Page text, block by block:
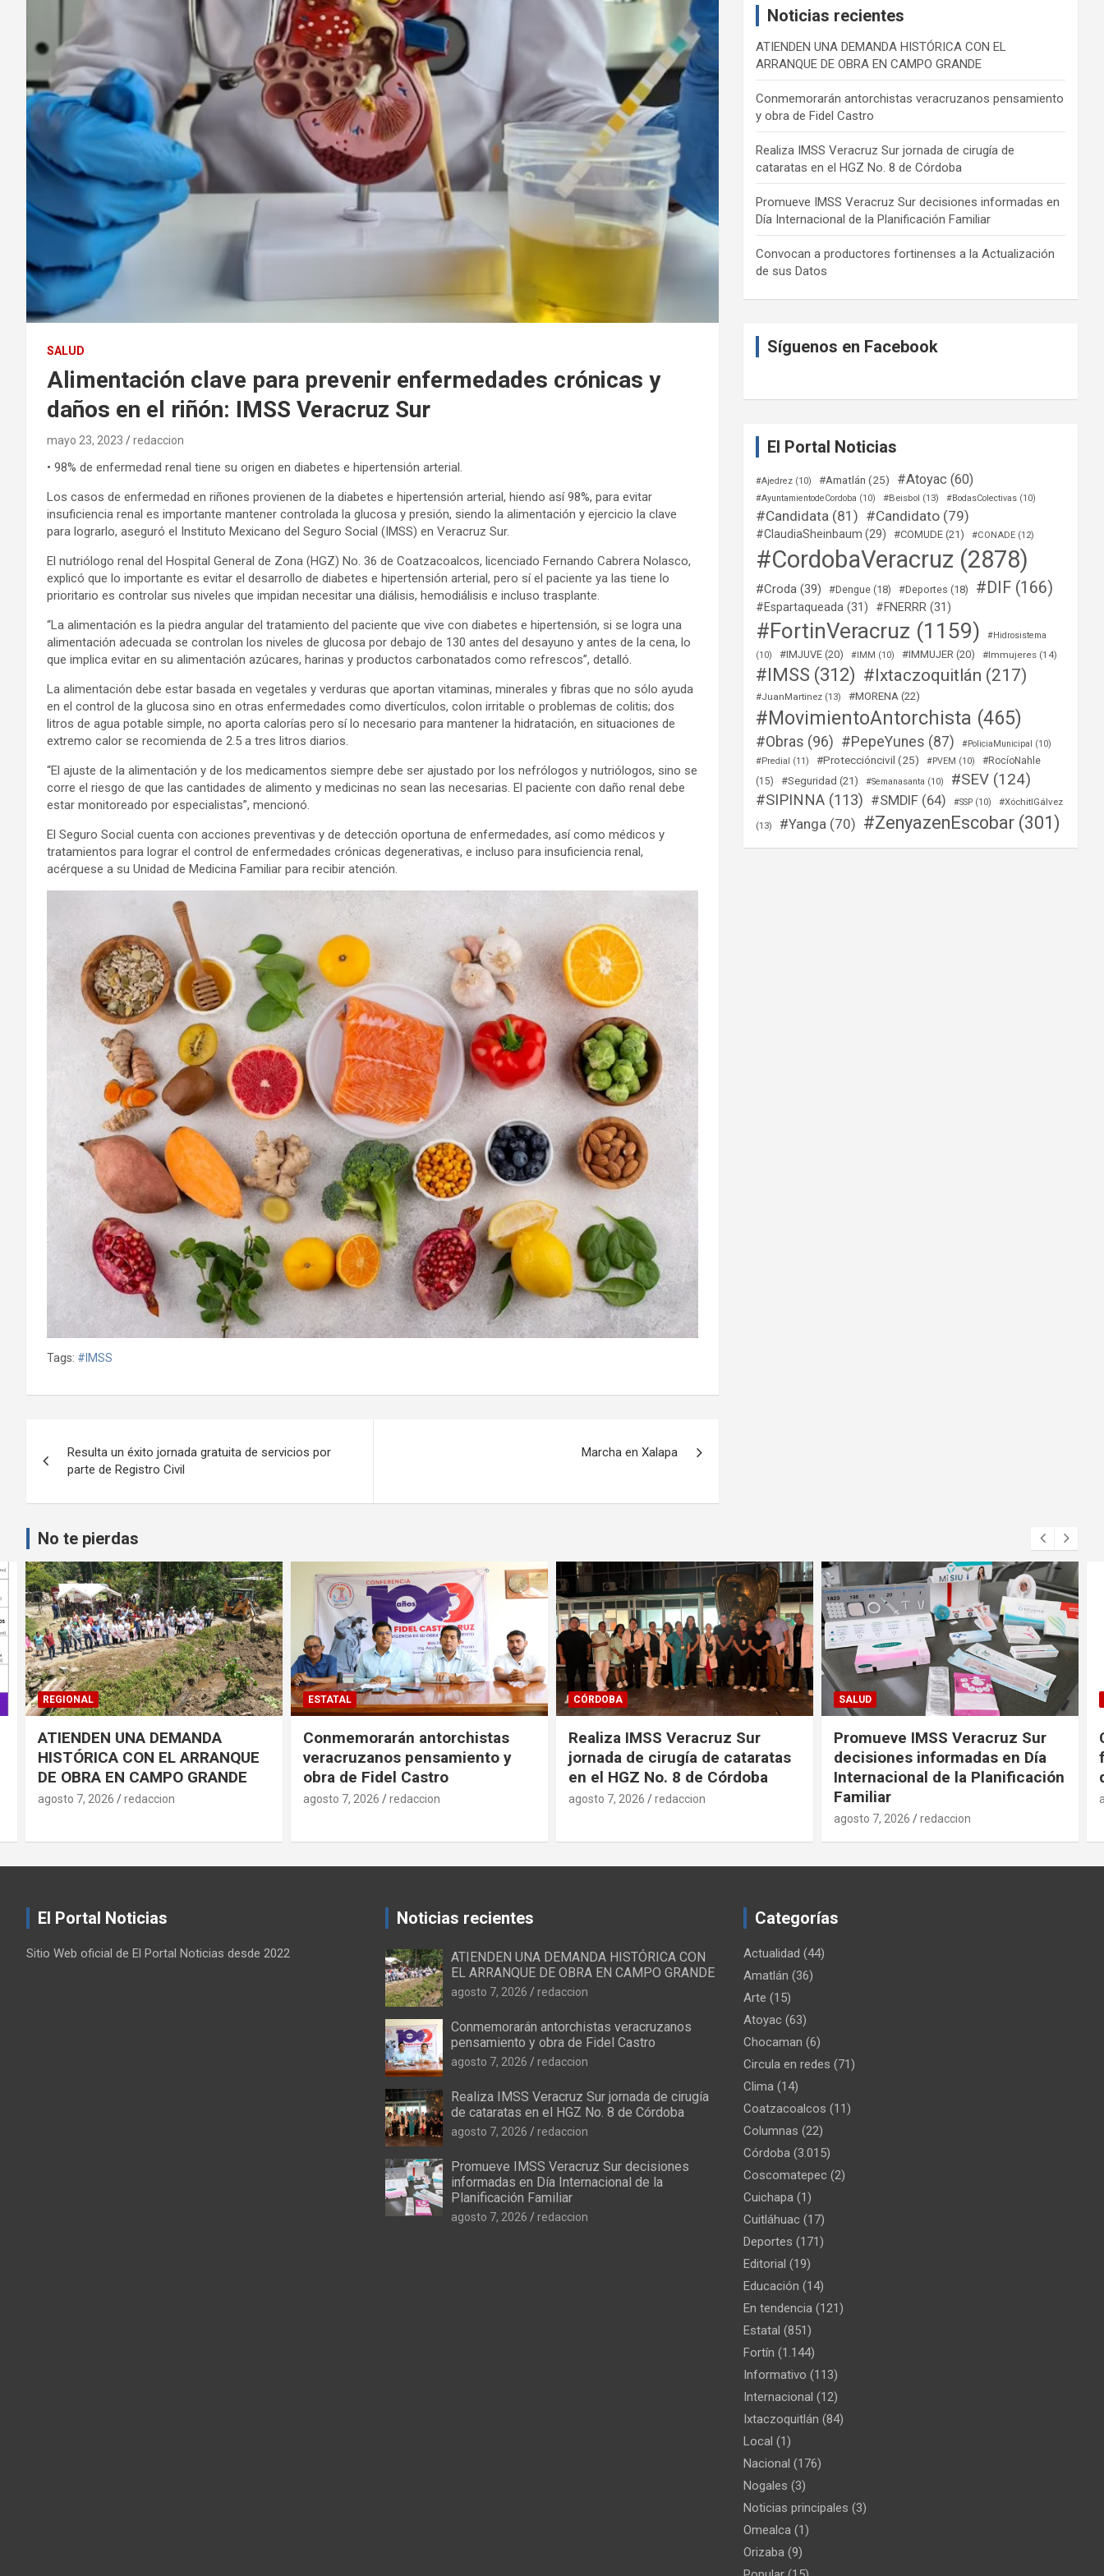
SALUD
Alimentación clave para prevenir enfermedades crónicas y
daños en el riñón: IMSS Veracruz Sur
mayo 23, 2023 redaccion
• 98% de enfermedad renal tiene su origen en diabetes e hipertensión arterial.
Los casos de enfermedad en riñones provienen de la diabetes e hipertensión arterial, hiendo así 98%, para evitar
insuficiencia renal es importante mantener controlada la glucosa y presión, siendo la alimentación y ejercicio la clave
para lograrlo, aseguró el Instituto Mexicano del Seguro Social (IMSS) en Veracruz Sur.
El nutriólogo renal del Hospital General de Zona (HGZ) No. 36 de Coatzacoalcos, licenciado Fernando Cabrera Nolasco,
explicó que lo importante es evitar el desarrollo de diabetes e hipertensión arterial, pero sí el paciente ya las tiene lo
prioritario es controlar sus niveles que impidan necesitar una diálisis, hemodiálisis e incluso trasplante.
“La alimentación es la piedra angular del tratamiento del paciente que vive con diabetes e hipertensión, si se logra una
alimentación adecuada se controlan los niveles de glucosa por debajo de 130 antes del desayuno y antes de la cena, lo
que implica evitar en su alimentación azúcares, harinas y productos carbonatados como refrescos”, detalló.
La alimentación debe estar basada en vegetales y verduras que aportan vitaminas, minerales y fibras que no sólo ayuda
en el control de la glucosa sino en otras enfermedades como divertículos, colon irritable o problemas de colitis; dos
litros de agua potable simple, no aporta calorías pero sí lo necesario para mantener la hidratación, en situaciones de
extremo calor se recomienda de 2.5 a tres litros diarios.
“El ajuste de la alimentación y de los medicamentos siempre debe ser ajustado por los nefrólogos y nutriólogos, sino se
corre el riesgo de que las cantidades de alimento y medicinas no sean las necesarias. El paciente con daño renal debe
estar monitoreado por especialistas”, mencionó.
El Seguro Social cuenta con acciones preventivas y de detección oportuna de enfermedades, así como médicos y
tratamientos para lograr el control de enfermedades crónicas degenerativas, e incluso para insuficiencia renal,
acérquese a su Unidad de Medicina Familiar para recibir atención.
Tags: #IMSS
de
entradas
Resulta un éxito jornada gratuita de servicios por
parte de Registro Civil
Marcha en Xalapa
Noticias recientes
ATIENDEN UNA DEMANDA HISTÓRICA CON EL
ARRANQUE DE OBRA EN CAMPO GRANDE
Conmemorarán antorchistas veracruzanos pensamiento
y obra de Fidel Castro
Realiza IMSS Veracruz Sur jornada de cirugía de
cataratas en el HGZ No. 8 de Córdoba
Promueve IMSS Veracruz Sur decisiones informadas en
Día Internacional de la Planificación Familiar
Convocan a productores fortinenses a la Actualización
de sus Datos
Síguenos en Facebook
El Portal Noticias
#Ajedrez (10) #Amatlán (25) #Atoyac (60)
#AyuntamientodeCordoba (10) #Beisbol (13) #BodasColectivas (10)
#Candidata (81) #Candidato (79)
#ClaudiaSheinbaum (29) #COMUDE (21) #CONADE (12)
#CordobaVeracruz (2878)
#Croda (39) #Dengue (18) #Deportes (18) #DIF (166)
#Espartaqueada (31) #FNERRR (31)
#FortinVeracruz (1159)
#Hidrosistema
(10)
#IMJUVE (20) #IMM (10) #IMMUJER (20) #Immujeres (14)
#IMSS (312) #Ixtaczoquitlán (217)
#JuanMartinez (13) #MORENA (22)
#MovimientoAntorchista (465)
#Obras (96) #PepeYunes (87) #PoliciaMunicipal (10)
#Predial (11) #Proteccióncivil (25) #PVEM (10)
#RocíoNahle
(15)
#Seguridad (21) #Semanasanta (10) #SEV (124)
#SIPINNA (113) #SMDIF (64) #SSP (10) #XóchitlGálvez
(13) #Yanga (70) #ZenyazenEscobar (301)
No te pierdas
ESTATAL
Conmemorarán antorchistas
veracruzanos pensamiento y
obra de Fidel Castro
agosto 7, 2026 redaccion
CÓRDOBA
Realiza IMSS Veracruz Sur
jornada de cirugía de cataratas
en el HGZ No. 8 de Córdoba
agosto 7, 2026 redaccion
SALUD
Promueve IMSS Veracruz Sur
decisiones informadas en Día
Internacional de la Planificación
Familiar
FORTÍN
Convocan a productores
fortinenses a la Actualización
de sus Datos
agosto 7, 2026
El Portal Noticias
Sitio Web oficial de El Portal Noticias desde 2022
Noticias recientes
ATIENDEN UNA DEMANDA HISTÓRICA CON
EL ARRANQUE DE OBRA EN CAMPO GRANDE
agosto 7, 2026 redaccion
Conmemorarán antorchistas veracruzanos
pensamiento y obra de Fidel Castro
agosto 7, 2026 redaccion
Realiza IMSS Veracruz Sur jornada de cirugía
de cataratas en el HGZ No. 8 de Córdoba
agosto 7, 2026 redaccion
Promueve IMSS Veracruz Sur decisiones
informadas en Día Internacional de la
Planificación Familiar
agosto 7, 2026 redaccion
Categorías
Actualidad (44)
Amatlán (36)
Arte (15)
Atoyac (63)
Chocaman (6)
Circula en redes (71)
Clima (14)
Coatzacoalcos (11)
Columnas (22)
Córdoba (3.015)
Coscomatepec (2)
Cuichapa (1)
Cuitláhuac (17)
Deportes (171)
Editorial (19)
Educación (14)
En tendencia (121)
Estatal (851)
Fortín (1.144)
Informativo (113)
Internacional (12)
Ixtaczoquitlán (84)
Local (1)
Nacional (176)
Nogales (3)
Noticias principales (3)
Omealca (1)
Orizaba (9)